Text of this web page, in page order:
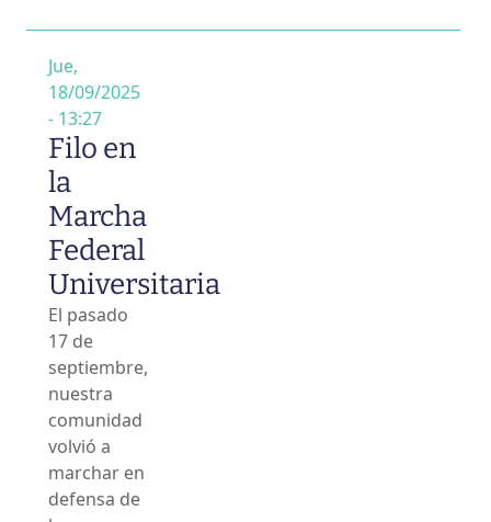
Jue,
18/09/2025
- 13:27
Filo en
la
Marcha
Federal
Universitaria
El pasado
17 de
septiembre,
nuestra
comunidad
volvió a
marchar en
defensa de